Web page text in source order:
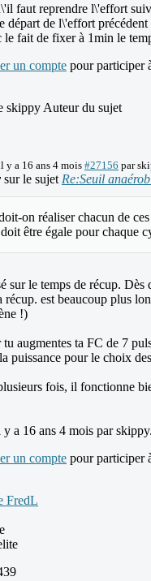
faut reprendre l\'effort
départ de l\'effort
le fait de fixer à 1min le
un compte pour participer
Auteur du sujet
y a 16 ans 4 mois #27156 par
sur le sujet Re:Seuil
on réaliser chacun de
être égale pour chaque
sur le temps de récup. Dès
est beaucoup plus
!)
augmentes ta FC de 7
puissance pour le choix
fois, il fonctionne
a 16 ans 4 mois parskippy.
un compte pour participer